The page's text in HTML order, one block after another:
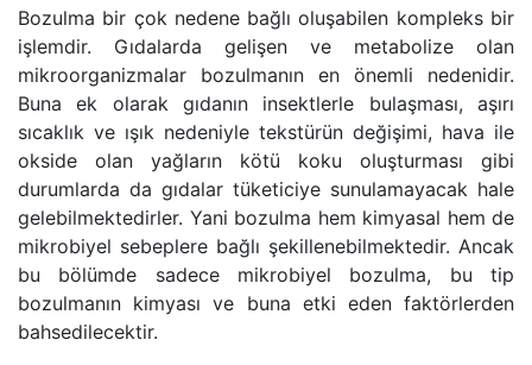
Bozulma bir çok nedene bağlı oluşabilen kompleks bir
işlemdir. Gıdalarda gelişen ve metabolize olan
mikroorganizmalar bozulmanın en önemli nedenidir.
Buna ek olarak gıdanın insektlerle bulaşması, aşırı
sıcaklık ve ışık nedeniyle tekstürün değişimi, hava ile
okside olan yağların kötü koku oluşturması gibi
durumlarda da gıdalar tüketiciye sunulamayacak hale
gelebilmektedirler. Yani bozulma hem kimyasal hem de
mikrobiyel sebeplere bağlı şekillenebilmektedir. Ancak
bu bölümde sadece mikrobiyel bozulma, bu tip
bozulmanın kimyası ve buna etki eden faktörlerden
bahsedilecektir.